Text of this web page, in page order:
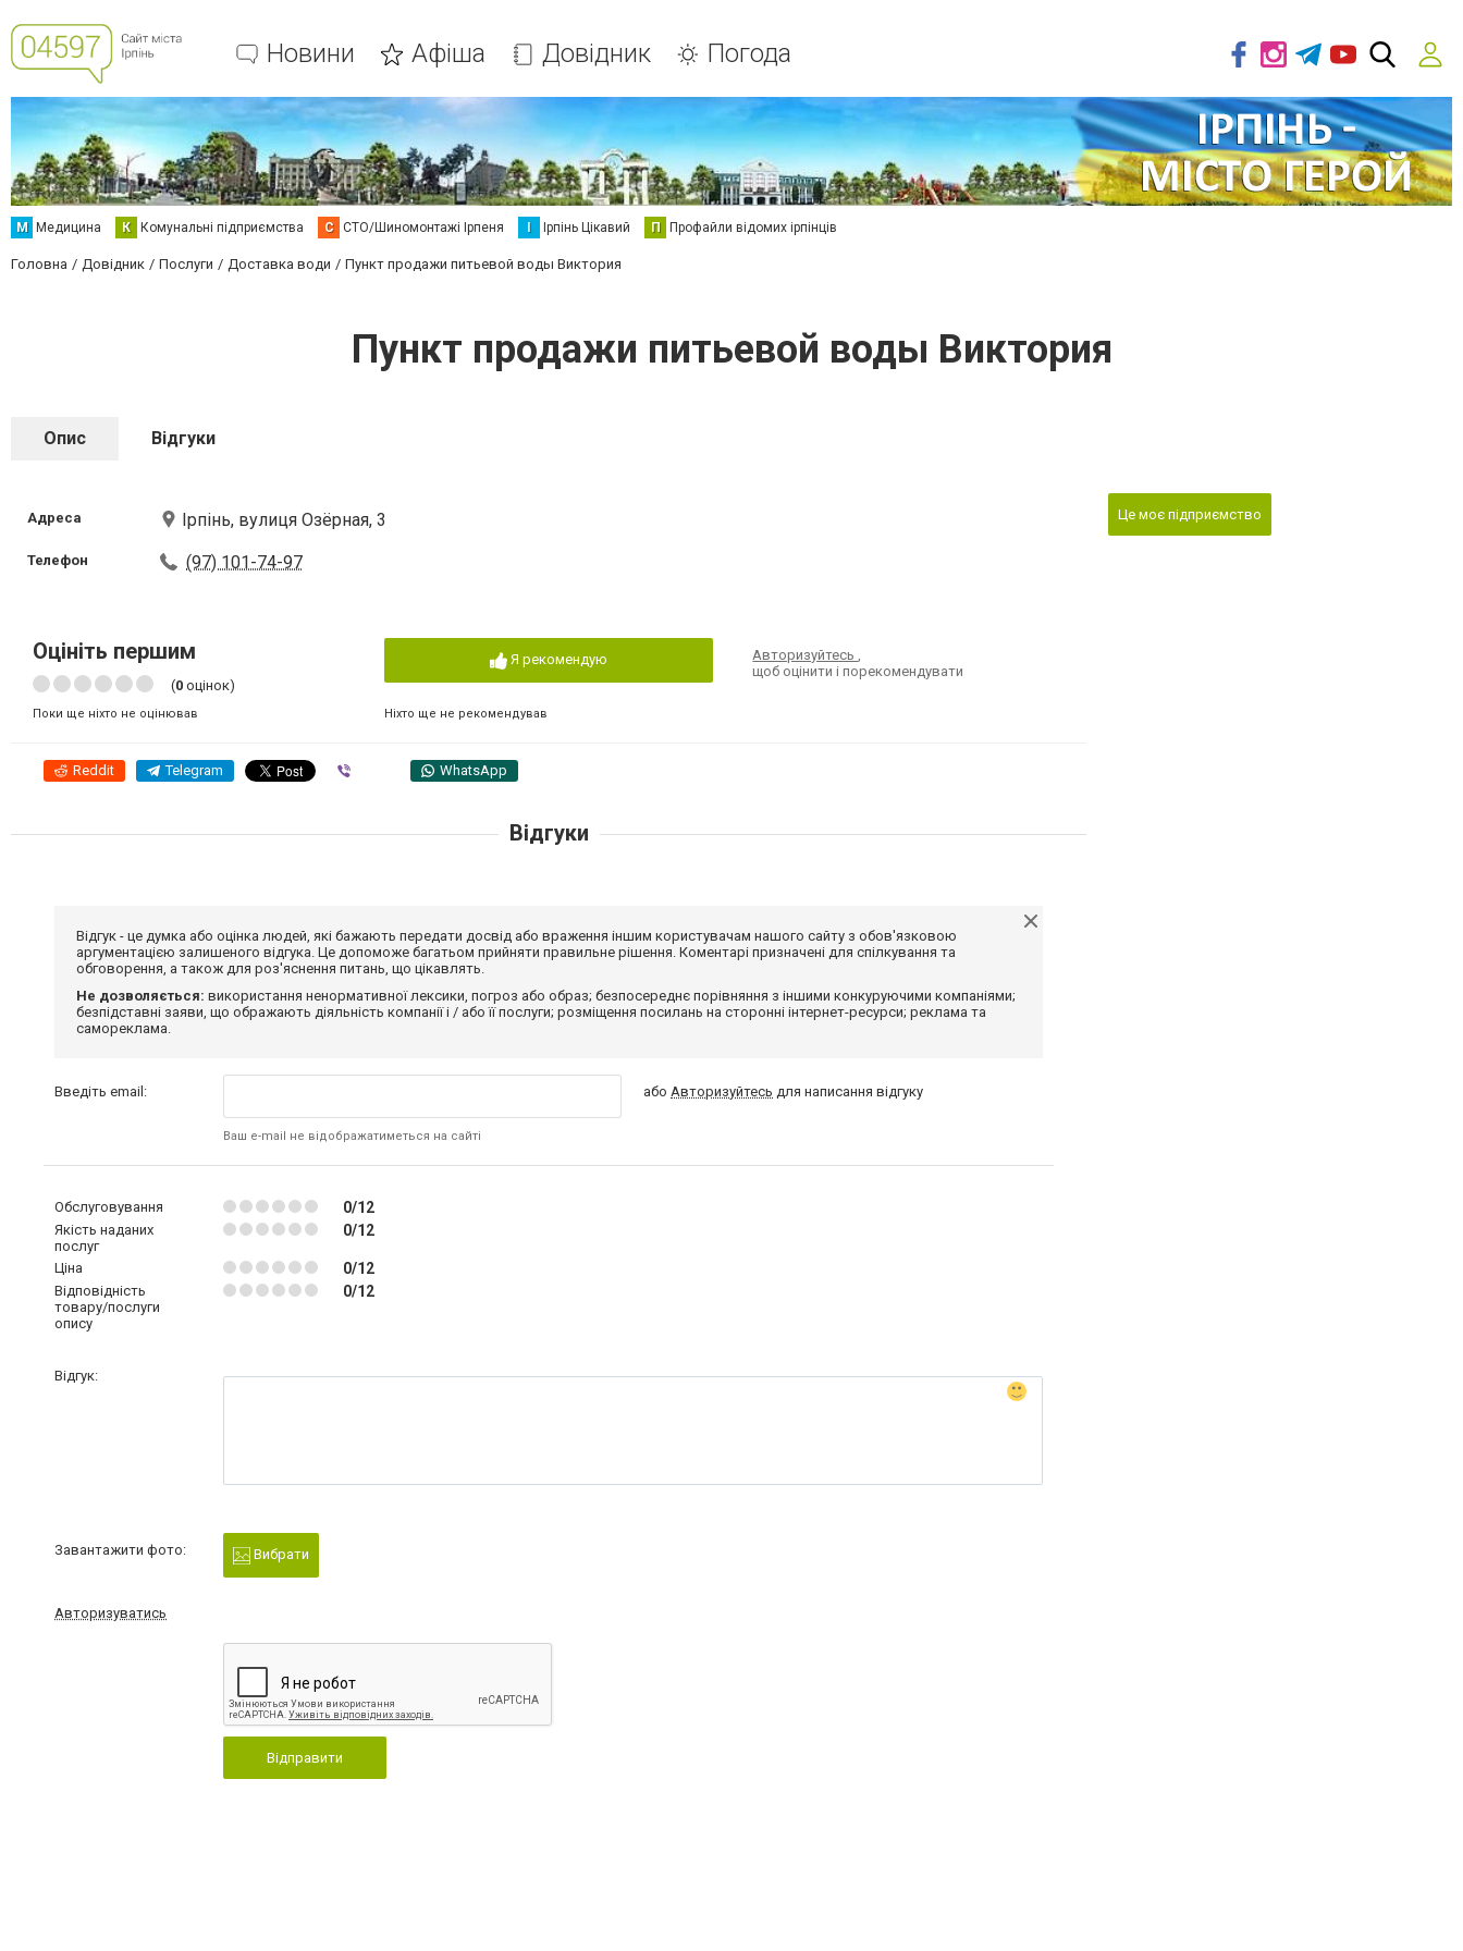
Новини Афіша Довідник Погода
М Медицина К Комунальні підприємства С СТО/Шиномонтажі Ірпеня І Ірпінь Цікавий П Профайли відомих ірпінців
Головна Довідник Послуги Доставка води Пункт продажи питьевой воды Виктория
Пункт продажи питьевой воды Виктория
Опис Відгуки
Адреса Ірпінь, вулиця Озёрная, 3
Телефон (97) 101-74-97
Оцініть першим
(0 оцінок)
Поки ще ніхто не оцінював
Я рекомендую
Ніхто ще не рекомендував
Авторизуйтесь,
щоб оцінити і порекомендувати
Reddit Telegram WhatsApp
Це моє підприємство
Відгуки
Відгук - це думка або оцінка людей, які бажають передати досвід або враження іншим користувачам нашого сайту з обов'язковою
аргументацією залишеного відгука. Це допоможе багатьом прийняти правильне рішення. Коментарі призначені для спілкування та
обговорення, а також для роз'яснення питань, що цікавлять.
Не дозволяється: використання ненормативної лексики, погроз або образ; безпосереднє порівняння з іншими конкуруючими компаніями;
безпідставні заяви, що ображають діяльність компанії і / або її послуги; розміщення посилань на сторонні інтернет-ресурси; реклама та
самореклама.
Введіть email:
Ваш e-mail не відображатиметься на сайті
абоАвторизуйтесь для написання відгуку
Обслуговування 0/12
Якість наданих
послуг
0/12
Ціна 0/12
Відповідність
товару/послуги
опису
0/12
Відгук:
Завантажити фото: Вибрати
Авторизуватись
Відправити